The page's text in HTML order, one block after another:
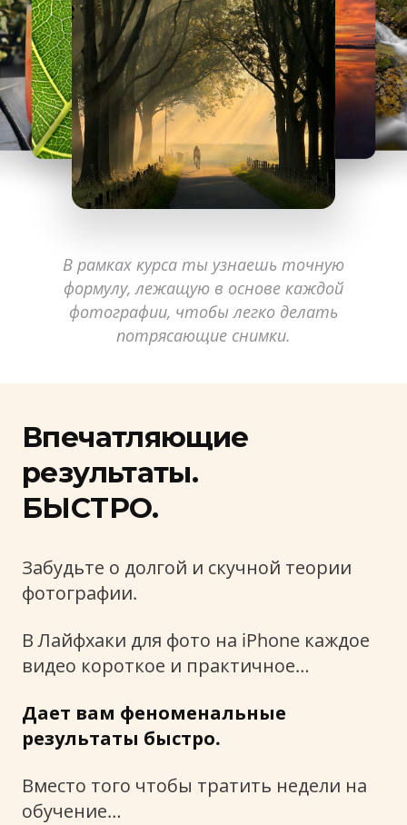
В рамках курса ты узнаешь точную
формулу, лежащую в основе каждой
фотографии, чтобы легко делать
потрясающие снимки.
Впечатляющие
результаты.
БЫСТРО.
Забудьте о долгой и скучной теории
фотографии.
В Лайфхаки для фото на iPhone каждое
видео короткое и практичное…
Дает вам феноменальные
результаты быстро.
Вместо того чтобы тратить недели на
обучение…